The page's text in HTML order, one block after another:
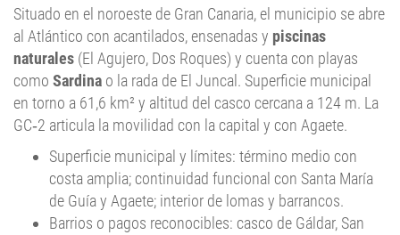
Situado en el noroeste de Gran Canaria, el municipio se abre
al Atlántico con acantilados, ensenadas y piscinas
naturales (El Agujero, Dos Roques) y cuenta con playas
como Sardina o la rada de El Juncal. Superficie municipal
en torno a 61,6 km² y altitud del casco cercana a 124 m. La
GC‑2 articula la movilidad con la capital y con Agaete.
Superficie municipal y límites: término medio con
costa amplia; continuidad funcional con Santa María
de Guía y Agaete; interior de lomas y barrancos.
Barrios o pagos reconocibles: casco de Gáldar, San